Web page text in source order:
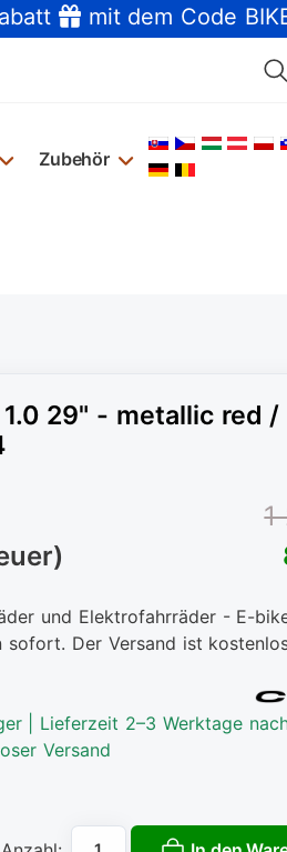
mit dem Code
Zubehör
Sprache
1.0 29" - metallic red
1
und Elektrofahrräder - E-
sofort. Der Versand ist
| Lieferzeit 2–3 Werktage
Versand